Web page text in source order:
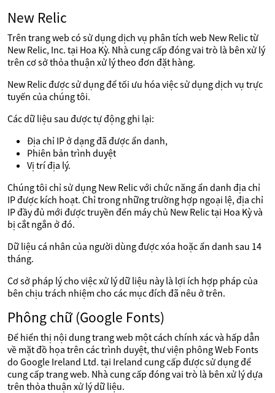
New Relic
Trên trang web có sử dụng dịch vụ phân tích web New Relic từ
New Relic, Inc. tại Hoa Kỳ. Nhà cung cấp đóng vai trò là bên xử lý
trên cơ sở thỏa thuận xử lý theo đơn đặt hàng.
New Relic được sử dụng để tối ưu hóa việc sử dụng dịch vụ trực
tuyến của chúng tôi.
Các dữ liệu sau được tự động ghi lại:
Địa chỉ IP ở dạng đã được ẩn danh,
Phiên bản trình duyệt
Vị trí địa lý.
Chúng tôi chỉ sử dụng New Relic với chức năng ẩn danh địa chỉ
IP được kích hoạt. Chỉ trong những trường hợp ngoại lệ, địa chỉ
IP đầy đủ mới được truyền đến máy chủ New Relic tại Hoa Kỳ và
bị cắt ngắn ở đó.
Dữ liệu cá nhân của người dùng được xóa hoặc ẩn danh sau 14
tháng.
Cơ sở pháp lý cho việc xử lý dữ liệu này là lợi ích hợp pháp của
bên chịu trách nhiệm cho các mục đích đã nêu ở trên.
Phông chữ (Google Fonts)
Để hiển thị nội dung trang web một cách chính xác và hấp dẫn
về mặt đồ họa trên các trình duyệt, thư viện phông Web Fonts
do Google Ireland Ltd. tại Ireland cung cấp được sử dụng để
cung cấp trang web. Nhà cung cấp đóng vai trò là bên xử lý dựa
trên thỏa thuận xử lý dữ liệu.